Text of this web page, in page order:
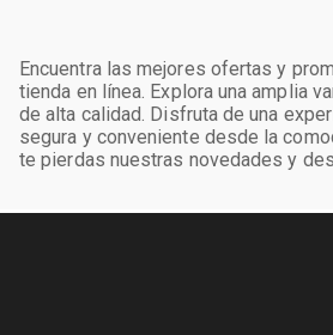
Encuentra las mejores ofertas y
tienda en línea. Explora una amplia
de alta calidad. Disfruta de una
segura y conveniente desde la
te pierdas nuestras novedades y